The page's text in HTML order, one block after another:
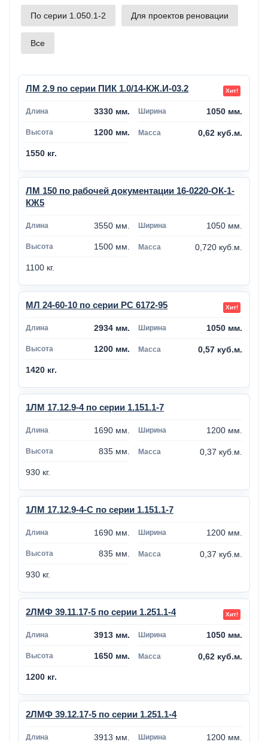
По серии 1.050.1-2 Для проектов реновации
Все
ЛМ 2.9 по серии ПИК 1.0/14-КЖ.И-03.2
3330 мм. 1050 мм.
1200 мм. 0,62 куб.м.
1550 кг.
ЛМ 150 по рабочей документации 16-0220-ОК-1-
КЖ5
3550 мм. 1050 мм.
1500 мм. 0,720 куб.м.
1100 кг.
МЛ 24-60-10 по серии РС 6172-95
2934 мм. 1050 мм.
1200 мм. 0,57 куб.м.
1420 кг.
1ЛМ 17.12.9-4 по серии 1.151.1-7
1690 мм. 1200 мм.
835 мм. 0,37 куб.м.
930 кг.
1ЛМ 17.12.9-4-С по серии 1.151.1-7
1690 мм. 1200 мм.
835 мм. 0,37 куб.м.
930 кг.
2ЛМФ 39.11.17-5 по серии 1.251.1-4
3913 мм. 1050 мм.
1650 мм. 0,62 куб.м.
1200 кг.
2ЛМФ 39.12.17-5 по серии 1.251.1-4
3913 мм. 1200 мм.